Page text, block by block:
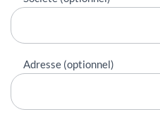
Adresse (optionnel)